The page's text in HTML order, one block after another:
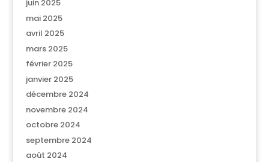
juin 2025
mai 2025
avril 2025
mars 2025
février 2025
janvier 2025
décembre 2024
novembre 2024
octobre 2024
septembre 2024
août 2024